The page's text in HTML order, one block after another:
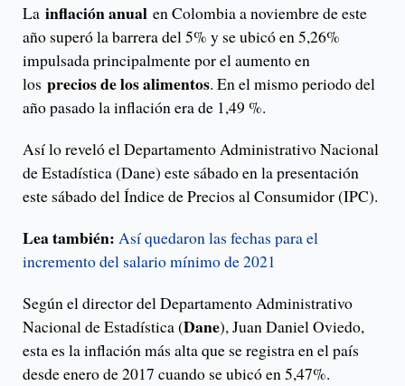
La inflación anual en Colombia a noviembre de este
año superó la barrera del 5% y se ubicó en 5,26%
impulsada principalmente por el aumento en
los precios de los alimentos. En el mismo periodo del
año pasado la inflación era de 1,49 %.
Así lo reveló el Departamento Administrativo Nacional
de Estadística (Dane) este sábado en la presentación
este sábado del Índice de Precios al Consumidor (IPC).
Lea también: Así quedaron las fechas para el
incremento del salario mínimo de 2021
Según el director del Departamento Administrativo
Nacional de Estadística (Dane), Juan Daniel Oviedo,
esta es la inflación más alta que se registra en el país
desde enero de 2017 cuando se ubicó en 5,47%.